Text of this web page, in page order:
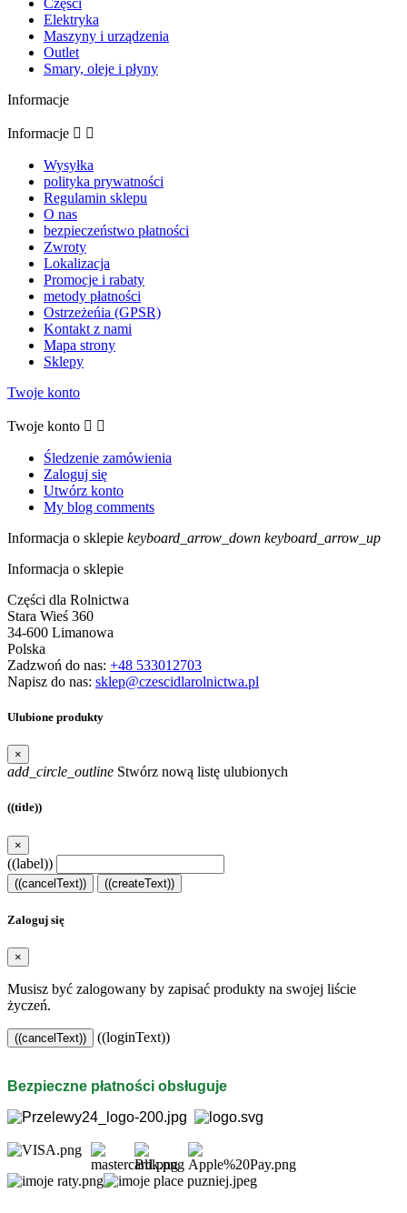
Części
Elektryka
Maszyny i urządzenia
Outlet
Smary, oleje i płyny
Informacje
Informacje  
Wysyłka
polityka prywatności
Regulamin sklepu
O nas
bezpieczeństwo płatności
Zwroty
Lokalizacja
Promocje i rabaty
metody płatności
Ostrzeżeńia (GPSR)
Kontakt z nami
Mapa strony
Sklepy
Twoje konto
Twoje konto  
Śledzenie zamówienia
Zaloguj się
Utwórz konto
My blog comments
Informacja o sklepie keyboard_arrow_down keyboard_arrow_up
Informacja o sklepie
Części dla Rolnictwa
Stara Wieś 360
34-600 Limanowa
Polska
Zadzwoń do nas: +48 533012703
Napisz do nas: sklep@czescidlarolnictwa.pl
Ulubione produkty
×
add_circle_outline Stwórz nową listę ulubionych
((title))
×
((label))
((cancelText)) ((createText))
Zaloguj się
×
Musisz być zalogowany by zapisać produkty na swojej liście
życzeń.
((cancelText)) ((loginText))
Bezpieczne płatności obsługuje